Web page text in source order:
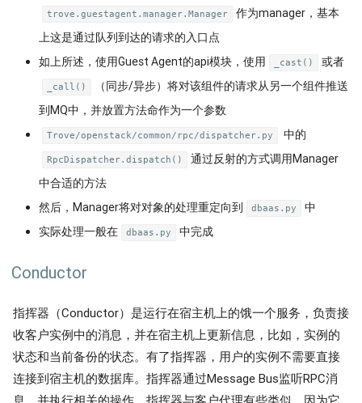
trove.guestagent.manager.Manager
作为manager，基本
上这是通过队列到达的请求的入口点
如上所述，使用Guest Agent的api模块，使用
_cast() 或者
_call()
（同步/异步）将对该组件的请求从另一个组件推送
到MQ中，并放置方法命作为一个参数
Trove/openstack/common/rpc/dispatcher.py 中的
RpcDispatcher.dispatch()
通过反射的方式调用Manager
中合适的方法
然后，Manager将对对象的处理重定向到
dbaas.py
中
实际处理一般在
dbaas.py 中完成
Conductor
指挥器（Conductor）是运行在宿主机上的饿一个服务，负责接
收客户实例中的消息，并在宿主机上更新信息，比如，实例的
状态和当前备份的状态。有了指挥器，用户的实例不需要直接
连接到宿主机的数据库。指挥器通过Message Bus监听RPC消